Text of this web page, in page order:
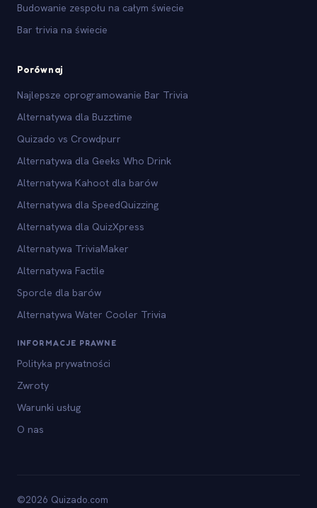
Budowanie zespołu na całym świecie
Bar trivia na świecie
Porównaj
Najlepsze oprogramowanie Bar Trivia
Alternatywa dla Buzztime
Quizado vs Crowdpurr
Alternatywa dla Geeks Who Drink
Alternatywa Kahoot dla barów
Alternatywa dla SpeedQuizzing
Alternatywa dla QuizXpress
Alternatywa TriviaMaker
Alternatywa Factile
Sporcle dla barów
Alternatywa Water Cooler Trivia
INFORMACJE PRAWNE
Polityka prywatności
Zwroty
Warunki usług
O nas
©2026 Quizado.com